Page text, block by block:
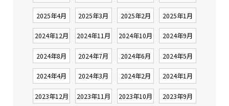
2025年4月 2025年3月 2025年2月 2025年1月
2024年12月 2024年11月 2024年10月 2024年9月
2024年8月 2024年7月 2024年6月 2024年5月
2024年4月 2024年3月 2024年2月 2024年1月
2023年12月 2023年11月 2023年10月 2023年9月